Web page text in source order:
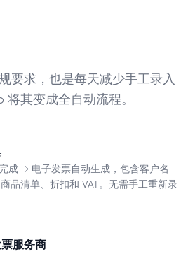
要求，也是每天减少手工录入
将其变成全自动流程。
成 → 电子发票自动生成，包含客户名
品清单、折扣和 VAT。无需手工重新录
服务商